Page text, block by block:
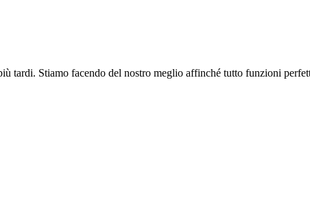
tardi. Stiamo facendo del nostro meglio affinché tutto funzioni